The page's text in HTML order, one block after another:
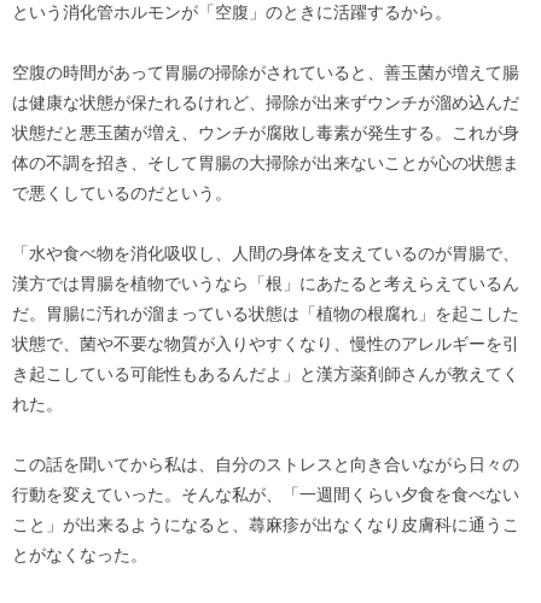
という消化管ホルモンが「空腹」のときに活躍するから。
空腹の時間があって胃腸の掃除がされていると、善玉菌が増えて腸
は健康な状態が保たれるけれど、掃除が出来ずウンチが溜め込んだ
状態だと悪玉菌が増え、ウンチが腐敗し毒素が発生する。これが身
体の不調を招き、そして胃腸の大掃除が出来ないことが心の状態ま
で悪くしているのだという。
「水や食べ物を消化吸収し、人間の身体を支えているのが胃腸で、
漢方では胃腸を植物でいうなら「根」にあたると考えらえているん
だ。胃腸に汚れが溜まっている状態は「植物の根腐れ」を起こした
状態で、菌や不要な物質が入りやすくなり、慢性のアレルギーを引
き起こしている可能性もあるんだよ」と漢方薬剤師さんが教えてく
れた。
この話を聞いてから私は、自分のストレスと向き合いながら日々の
行動を変えていった。そんな私が、「一週間くらい夕食を食べない
こと」が出来るようになると、蕁麻疹が出なくなり皮膚科に通うこ
とがなくなった。